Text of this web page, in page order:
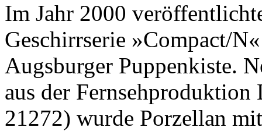
Im Jahr 2000
Geschirrserie »Compact/
Augsburger Puppenkiste.
aus der Fernsehproduktion
21272) wurde Porzellan